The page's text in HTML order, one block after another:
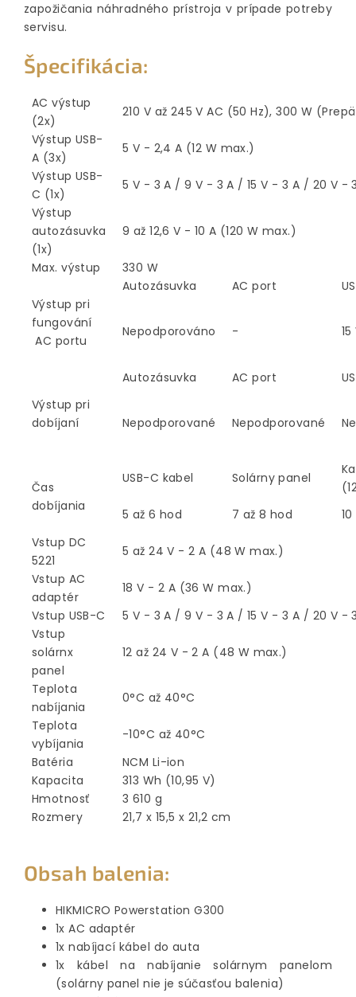
zapožičania náhradného prístroja v prípade potreby
servisu.
Špecifikácia:
AC výstup
(2x)
210 V až 245 V AC (50 Hz), 300 W
Výstup USB-
A (3x)
5 V - 2,4 A (12 W max.)
Výstup USB-
C (1x)
5 V - 3 A / 9 V - 3 A / 15 V - 3 A / 20 V -
Výstup
autozásuvka
(1x)
9 až 12,6 V - 10 A (120 W max.)
Max. výstup 330 W
Výstup pri
fungování
AC portu
Autozásuvka AC port
Nepodporováno -
Výstup pri
dobíjaní
Autozásuvka AC port
Nepodporované Nepodporované
Čas
dobíjania
USB-C kabel Solárny panel
5 až 6 hod
7 až 8 hod
Vstup DC
5221
5 až 24 V - 2 A (48 W max.)
Vstup AC
adaptér
18 V - 2 A (36 W max.)
Vstup USB-C
5 V - 3 A / 9 V - 3 A / 15 V - 3 A / 20 V -
Vstup
solárnx
panel
12 až 24 V - 2 A (48 W max.)
Teplota
nabíjania
0°C až 40°C
Teplota
vybíjania
-10°C až 40°C
Batéria
NCM Li-ion
Kapacita
313 Wh (10,95 V)
Hmotnosť
3 610 g
Rozmery
21,7 x 15,5 x 21,2 cm
Obsah balenia:
HIKMICRO Powerstation G300
1x AC adaptér
1x nabíjací kábel do auta
1x kábel na nabíjanie solárnym panelom
(solárny panel nie je súčasťou balenia)